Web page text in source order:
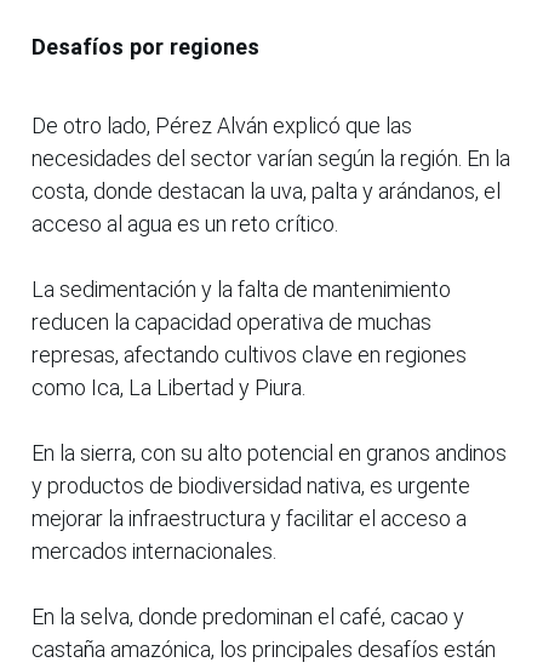
Desafíos por regiones
De otro lado, Pérez Alván explicó que las
necesidades del sector varían según la región. En la
costa, donde destacan la uva, palta y arándanos, el
acceso al agua es un reto crítico.
La sedimentación y la falta de mantenimiento
reducen la capacidad operativa de muchas
represas, afectando cultivos clave en regiones
como Ica, La Libertad y Piura.
En la sierra, con su alto potencial en granos andinos
y productos de biodiversidad nativa, es urgente
mejorar la infraestructura y facilitar el acceso a
mercados internacionales.
En la selva, donde predominan el café, cacao y
castaña amazónica, los principales desafíos están